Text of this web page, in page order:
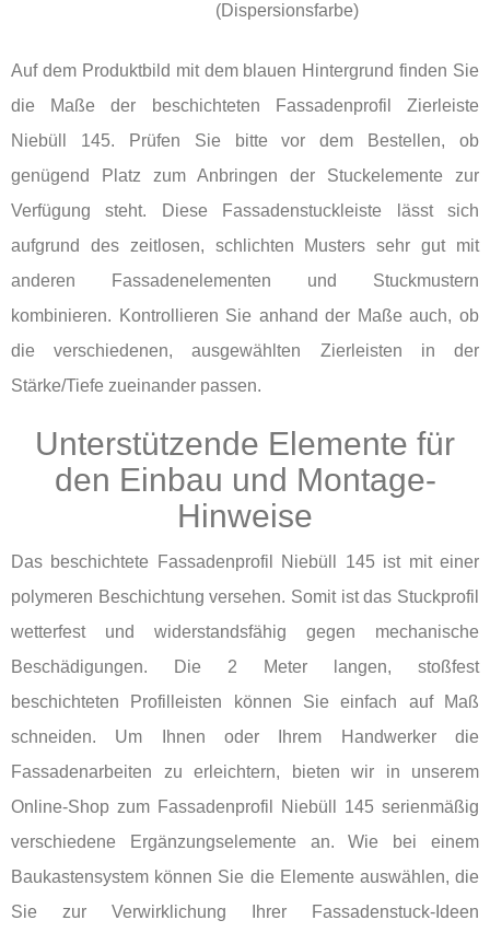
(Dispersionsfarbe)
Auf dem Produktbild mit dem blauen Hintergrund finden Sie
die Maße der beschichteten Fassadenprofil Zierleiste
Niebüll 145. Prüfen Sie bitte vor dem Bestellen, ob
genügend Platz zum Anbringen der Stuckelemente zur
Verfügung steht. Diese Fassadenstuckleiste lässt sich
aufgrund des zeitlosen, schlichten Musters sehr gut mit
anderen Fassadenelementen und Stuckmustern
kombinieren. Kontrollieren Sie anhand der Maße auch, ob
die verschiedenen, ausgewählten Zierleisten in der
Stärke/Tiefe zueinander passen.
Unterstützende Elemente für
den Einbau und Montage-
Hinweise
Das beschichtete Fassadenprofil Niebüll 145 ist mit einer
polymeren Beschichtung versehen. Somit ist das Stuckprofil
wetterfest und widerstandsfähig gegen mechanische
Beschädigungen. Die 2 Meter langen, stoßfest
beschichteten Profilleisten können Sie einfach auf Maß
schneiden. Um Ihnen oder Ihrem Handwerker die
Fassadenarbeiten zu erleichtern, bieten wir in unserem
Online-Shop zum Fassadenprofil Niebüll 145 serienmäßig
verschiedene Ergänzungselemente an. Wie bei einem
Baukastensystem können Sie die Elemente auswählen, die
Sie zur Verwirklichung Ihrer Fassadenstuck-Ideen